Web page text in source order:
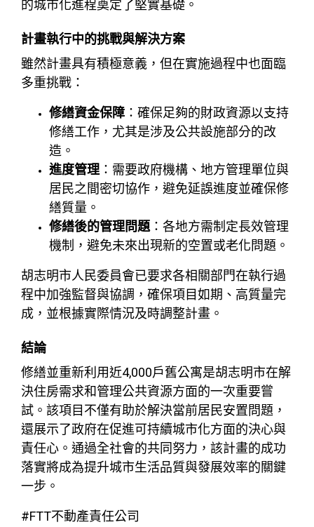
的城市化進程奠定了堅實基礎。
計畫執行中的挑戰與解決方案
雖然計畫具有積極意義，但在實施過程中也面臨
多重挑戰：
修繕資金保障 ：確保足夠的財政資源以支持
修繕工作，尤其是涉及公共設施部分的改
造。
進度管理：需要政府機構、地方管理單位與
居民之間密切協作，避免延誤進度並確保修
繕質量。
修繕後的管理問題：各地方需制定長效管理
機制，避免未來出現新的空置或老化問題。
胡志明市人民委員會已要求各相關部門在執行過
程中加強監督與協調，確保項目如期、高質量完
成，並根據實際情況及時調整計畫。
結論
修繕並重新利用近4,000戶舊公寓是胡志明市在解
決住房需求和管理公共資源方面的一次重要嘗
試。該項目不僅有助於解決當前居民安置問題，
還展示了政府在促進可持續城市化方面的決心與
責任心。通過全社會的共同努力，該計畫的成功
落實將成為提升城市生活品質與發展效率的關鍵
一步。
#FTT不動產責任公司